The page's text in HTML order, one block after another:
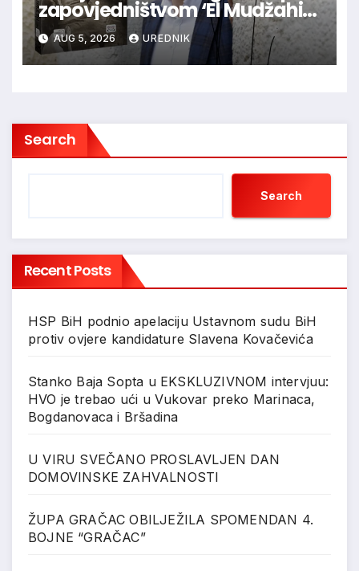
zapovjedništvom ‘El Mudžahid’
u BiH su Hrvatima ritualno
odsijecali glave
AUG 5, 2026 UREDNIK
Search
Search
Recent Posts
HSP BiH podnio apelaciju Ustavnom sudu BiH
protiv ovjere kandidature Slavena Kovačevića
Stanko Baja Sopta u EKSKLUZIVNOM intervjuu:
HVO je trebao ući u Vukovar preko Marinaca,
Bogdanovaca i Bršadina
U VIRU SVEČANO PROSLAVLJEN DAN
DOMOVINSKE ZAHVALNOSTI
ŽUPA GRAČAC OBILJEŽILA SPOMENDAN 4.
BOJNE “GRAČAC”